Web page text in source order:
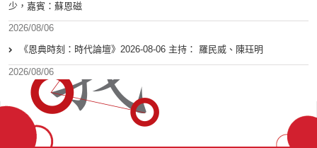
少，嘉賓：蘇恩磁
2026/08/06
《恩典時刻：時代論壇》2026-08-06 主持： 羅民威、陳珏明
2026/08/06